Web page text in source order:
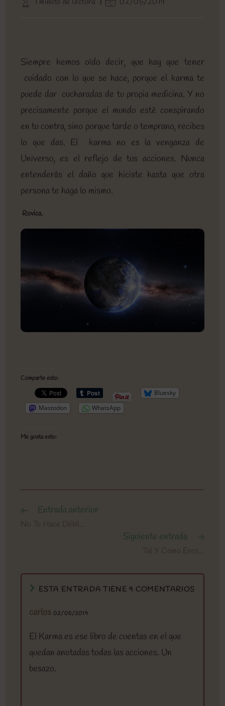
entrada:
entrada:
la
1 minuto de lectura 02/05/2019
Siempre hemos oído decir, que hay que tener
cuidado con lo que se hace, porque el karma te
puede dar cucharadas de tu propia medicina. Y no
precisamente porque el mundo esté conspirando
en tu contra, sino porque tarde o temprano, recibes
lo que das. El karma no es la venganza de
Universo, es el reflejo de tus acciones. Nunca
entenderás el daño que hiciste hasta que otra
persona te haga lo mismo.
Rovica.
Comparte esto:
Bluesky
Mastodon
WhatsApp
Me gusta esto:
Leer
artículos
Entrada anterior
No Te Hace Débil…
Siguiente entrada
Tal Y Como Eres…
ESTA ENTRADA TIENE 9 COMENTARIOS
carlos 02/05/2019
El Karma es ese libro de cuentas en el que
quedan anotadas todas las acciones. Un
besazo.